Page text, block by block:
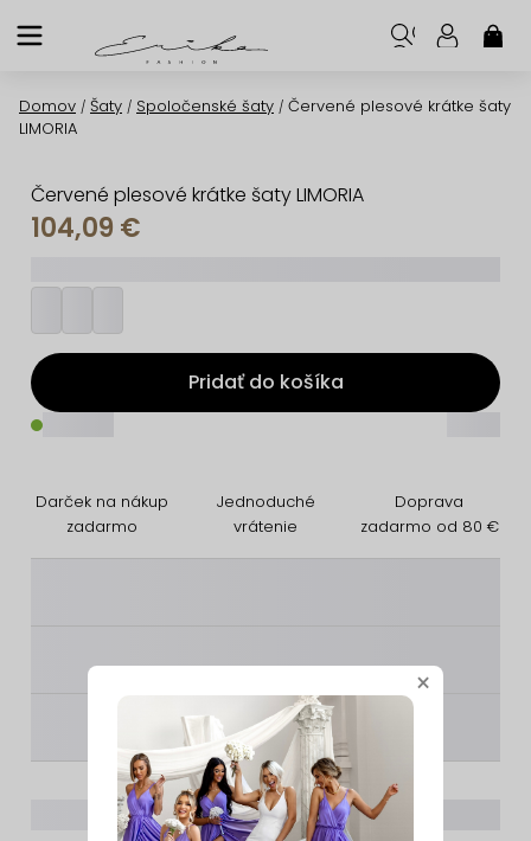
na
Domov / Šaty / Spoločenské šaty / Červené plesové krátke šaty
LIMORIA
Červené plesové krátke šaty LIMORIA
104,09 €
Pridať do košíka
Darček na nákup
zadarmo
Jednoduché
vrátenie
Doprava
zadarmo od 80 €
________
×